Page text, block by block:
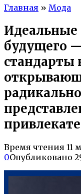
Главная » Мода
Идеальные
будущего
стандарты
Время чтения 11
0Опубликовано